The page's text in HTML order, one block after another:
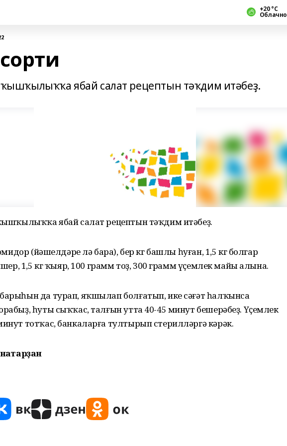
+20 °С
Облачно
ябай салат рецептын тәҡдим итәбеҙ.
ҡышҡылыҡҡа ябай салат рецептын тәҡдим итәбеҙ.
(йәшелдәре лә бара), бер кг башлы һуған, 1,5 кг болгар
1,5 кг ҡыяр, 100 грамм тоҙ, 300 грамм үҫемлек майы алына.
да турап, яҡшылап болғатып, ике сәғәт һалҡынса
һуты сыҡҡас, талғын утта 40-45 минут бешерәбеҙ. Үҫемлек
тотҡас, банкаларға тултырып стерилләргә кәрәк.